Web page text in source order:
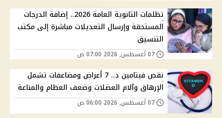
تظلمات الثانوية العامة 2026.. إضافة الدرجات
المستحقة وإرسال التعديلات مباشرة إلى مكتب
التنسيق
نقص فيتامين د.. 7 أعراض ومضاعفات تشمل
الإرهاق وآلام العضلات وضعف العظام والمناعة